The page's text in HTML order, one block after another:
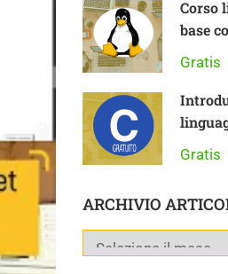
Corso
base
Gratis
gratuito
Gratis
ARCHIVIO